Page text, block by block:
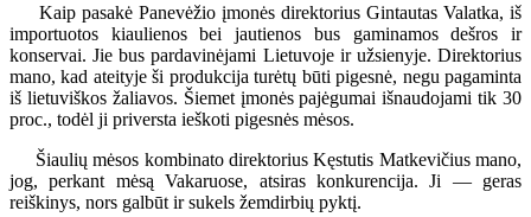
Kaip pasakė Panevėžio įmonės direktorius Gintautas Valatka, iš
importuotos kiaulienos bei jautienos bus gaminamos dešros ir
konservai. Jie bus pardavinėjami Lietuvoje ir užsienyje. Direktorius
mano, kad ateityje ši produkcija turėtų būti pigesnė, negu pagaminta
iš lietuviškos žaliavos. Šiemet įmonės pajėgumai išnaudojami tik 30
proc., todėl ji priversta ieškoti pigesnės mėsos.
Šiaulių mėsos kombinato direktorius Kęstutis Matkevičius mano,
jog, perkant mėsą Vakaruose, atsiras konkurencija. Ji — geras
reiškinys, nors galbūt ir sukels žemdirbių pyktį.